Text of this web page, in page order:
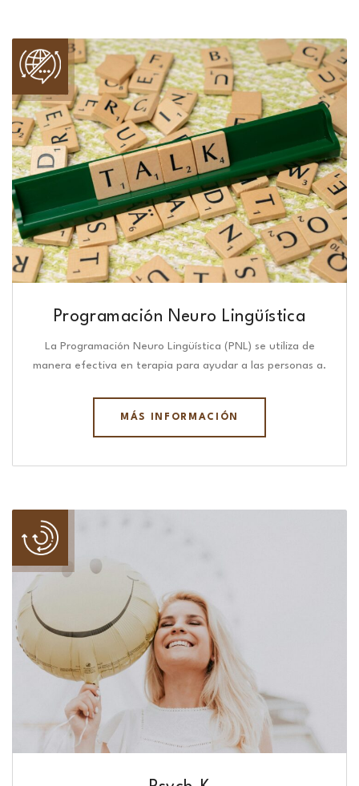
Programación Neuro Lingüística​
La Programación Neuro Lingüística (PNL) se utiliza de
manera efectiva en terapia para ayudar a las personas a.
MÁS INFORMACIÓN